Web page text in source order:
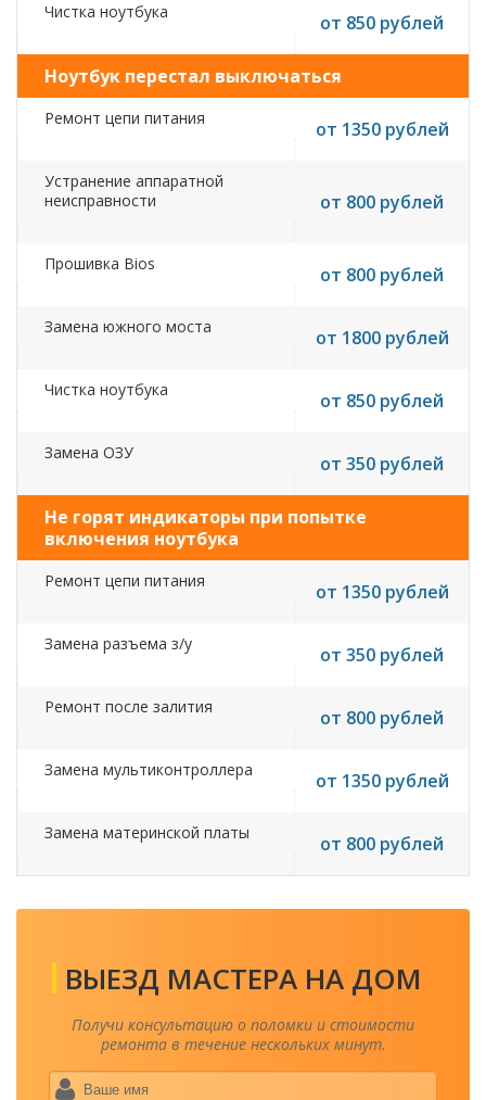
Чистка ноутбука от 850 рублей
Ноутбук перестал выключаться
Ремонт цепи питания от 1350 рублей
Устранение аппаратной
неисправности
от 800 рублей
Прошивка Bios от 800 рублей
Замена южного моста от 1800 рублей
Чистка ноутбука от 850 рублей
Замена ОЗУ от 350 рублей
Не горят индикаторы при попытке
включения ноутбука
Ремонт цепи питания от 1350 рублей
Замена разъема з/у от 350 рублей
Ремонт после залития от 800 рублей
Замена мультиконтроллера от 1350 рублей
Замена материнской платы от 800 рублей
ВЫЕЗД МАСТЕРА НА ДОМ
Получи консультацию о поломки и стоимости
ремонта в течение нескольких минут.